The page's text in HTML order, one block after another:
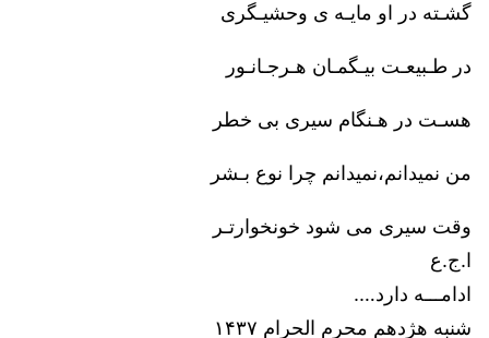
گشـته در او مایـه ی وحشیـگری
در طـبیعـت بیـگمـان هـرجـانـور
هسـت در هـنگام سیری بی خطر
من نمیدانم،نمیدانم چرا نوع بـشر
وقت سیری می شود خونخوارتـر
ا.ج.ع
ادامـــه دارد….
شنبه هژدهم محرم الحرام ۱۴۳۷